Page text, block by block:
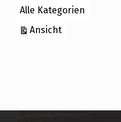
Alle Kategorien
Ansichtausdrucken